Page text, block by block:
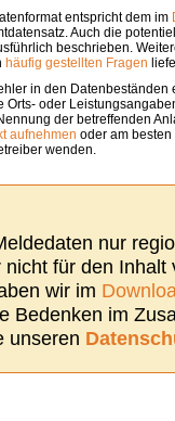
entspricht dem im
Auch die
beschrieben.
häufig gestellten Fragen
in den Datenbeständen
Orts- oder
der betreffenden
aufnehmen oder am
wenden.
nur
für den Inhalt
wir im
Bedenken im
unseren